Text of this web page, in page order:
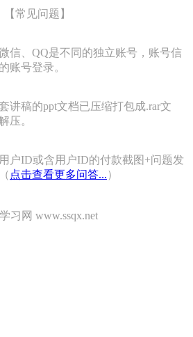
【常见问题】
信、QQ是不同的独立账号，账号信
账号登录。
讲稿的ppt文档已压缩打包成.rar文
压。
户ID或含用户ID的付款截图+问题发
点击查看更多问答...）
习网 www.ssqx.net